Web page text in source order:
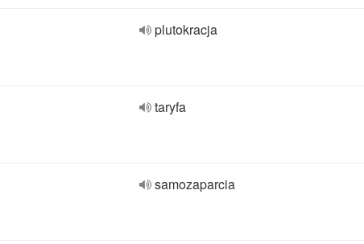
plutokracja
taryfa
samozaparcia